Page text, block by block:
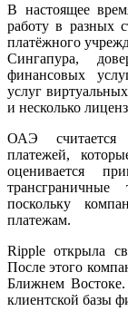
В настоящее
работу в разных
платёжного
Сингапура,
финансовых
услуг
и несколько
ОАЭ считается
платежей,
оценивается
трансграничные
поскольку
платежам.
Ripple открыла
После этого
Ближнем
клиентской базы